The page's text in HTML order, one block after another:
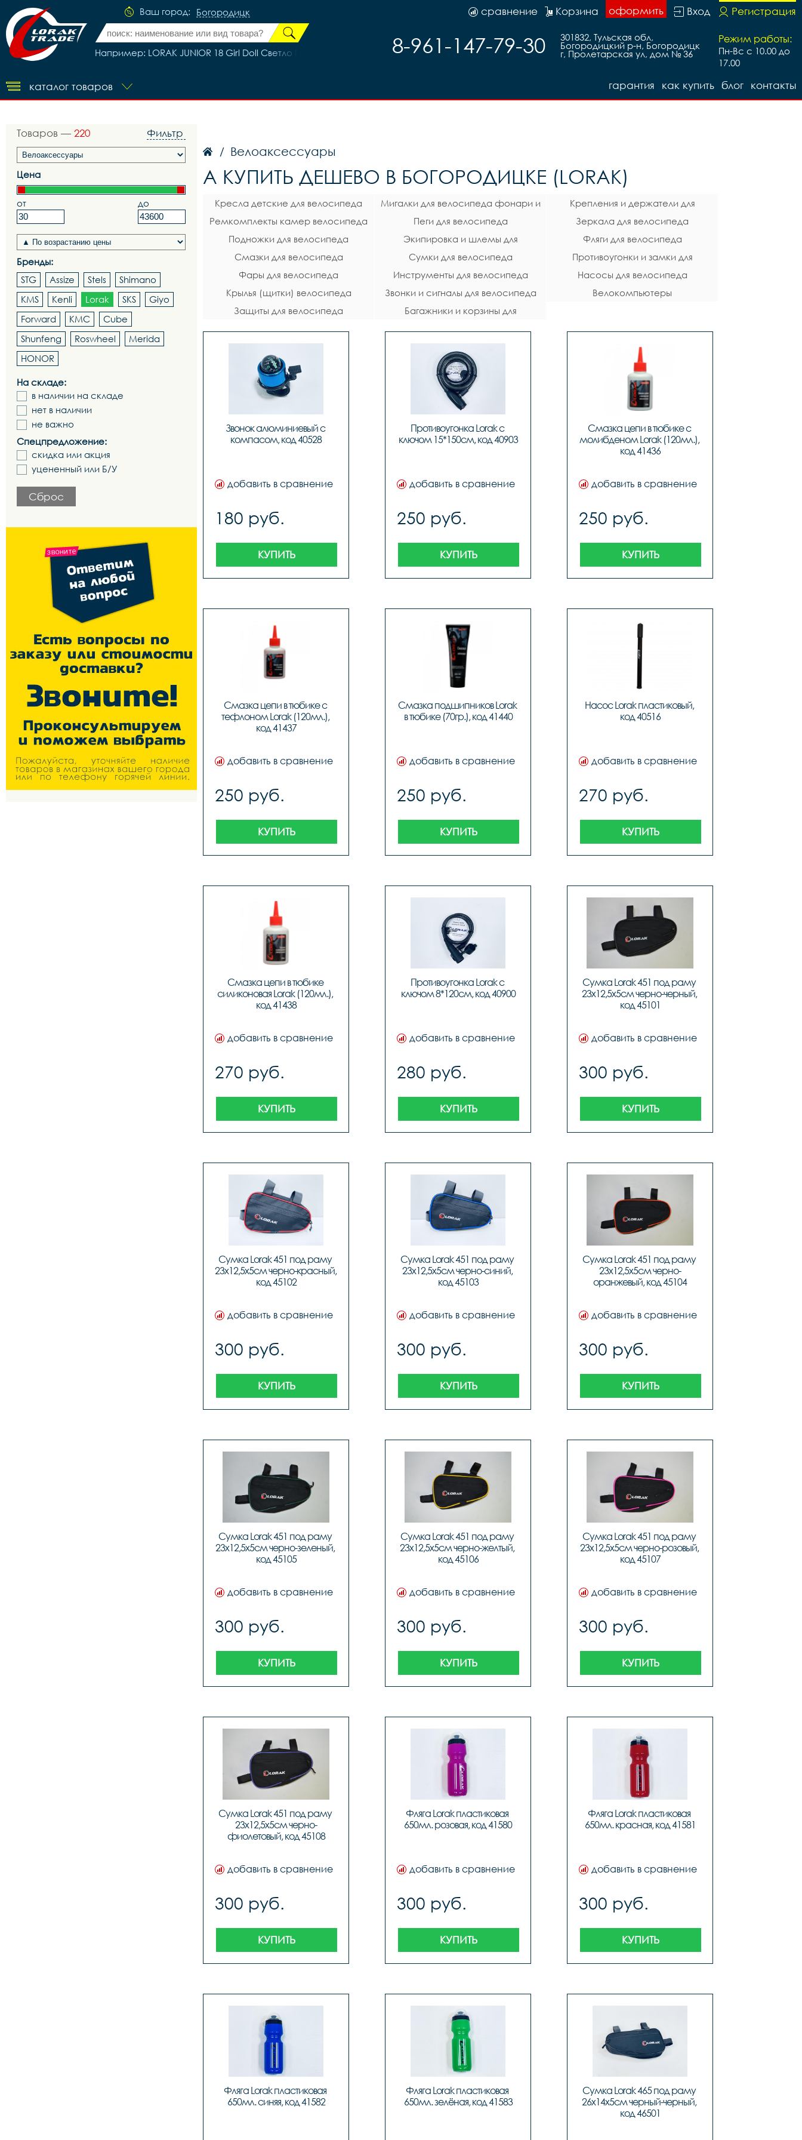
Ваш город: Богородицк
Например: LORAK JUNIOR 18 Girl Doll Светло Голубой
Регистрация
Вход
оформить
Корзина
сравнение
Режим работы:
Пн-Вс с 10.00 до
17.00
301832, Тульская обл,
Богородицкий р-н, Богородицк
г, Пролетарская ул, дом № 36
8-961-147-79-30
каталог товаров контакты
блог
как купить
гарантия
Товаров — 220 Фильтр
Цена
от до
Бренды:
STG
Assize Stels
Shimano
KMS
Kenli Lorak SKS
Giyo
Forward
KMC
Cube
Shunfeng
Roswheel
Merida
HONOR
На складе:
в наличии на складе
нет в наличии
не важно
Спецпредложение:
скидка или акция
уцененный или Б/У
Сброс
/ Велоаксессуары
A КУПИТЬ ДЕШЕВО В БОГОРОДИЦКЕ (LORAK)
Кресла детские для велосипеда
Мигалки для велосипеда фонари и
габаритные огни
Крепления и держатели для
телефона на велосипед
Ремкомплекты камер велосипеда Пеги для велосипеда
Зеркала для велосипеда
Подножки для велосипеда
Экипировка и шлемы для
велосипеда
Фляги для велосипеда
Смазки для велосипеда
Сумки для велосипеда
Противоугонки и замки для
велосипеда
Фары для велосипеда Инструменты для велосипеда
Насосы для велосипеда
Крылья (щитки) велосипеда
Звонки и сигналы для велосипеда
Велокомпьютеры
Защиты для велосипеда
Багажники и корзины для
Звонок алюминиевый с
компасом, код 40528
добавить в сравнение
180 руб.
КУПИТЬ
Противоугонка Lorak с
ключом 15*150см, код 40903
добавить в сравнение
250 руб.
КУПИТЬ
Смазка цепи в тюбике с
молибденом Lorak (120мл.),
код 41436
добавить в сравнение
250 руб.
КУПИТЬ
Смазка цепи в тюбике с
тефлоном Lorak (120мл.),
код 41437
добавить в сравнение
250 руб.
КУПИТЬ
Смазка подшипников Lorak
в тюбике (70гр.), код 41440
добавить в сравнение
250 руб.
КУПИТЬ
Насос Lorak пластиковый,
код 40516
добавить в сравнение
270 руб.
КУПИТЬ
Смазка цепи в тюбике
силиконовая Lorak (120мл.),
код 41438
добавить в сравнение
270 руб.
КУПИТЬ
Противоугонка Lorak с
ключом 8*120см, код 40900
добавить в сравнение
280 руб.
КУПИТЬ
Сумка Lorak 451 под раму
23х12,5х5см черно-черный,
код 45101
добавить в сравнение
300 руб.
КУПИТЬ
Сумка Lorak 451 под раму
23х12,5х5см черно-красный,
код 45102
добавить в сравнение
300 руб.
КУПИТЬ
Сумка Lorak 451 под раму
23х12,5х5см черно-синий,
код 45103
добавить в сравнение
300 руб.
КУПИТЬ
Сумка Lorak 451 под раму
23х12,5х5см черно-
оранжевый, код 45104
добавить в сравнение
300 руб.
КУПИТЬ
Сумка Lorak 451 под раму
23х12,5х5см черно-зеленый,
код 45105
добавить в сравнение
300 руб.
КУПИТЬ
Сумка Lorak 451 под раму
23х12,5х5см черно-желтый,
код 45106
добавить в сравнение
300 руб.
КУПИТЬ
Сумка Lorak 451 под раму
23х12,5х5см черно-розовый,
код 45107
добавить в сравнение
300 руб.
КУПИТЬ
Сумка Lorak 451 под раму
23х12,5х5см черно-
фиолетовый, код 45108
добавить в сравнение
300 руб.
КУПИТЬ
Фляга Lorak пластиковая
650мл. розовая, код 41580
добавить в сравнение
300 руб.
КУПИТЬ
Фляга Lorak пластиковая
650мл. красная, код 41581
добавить в сравнение
300 руб.
КУПИТЬ
Фляга Lorak пластиковая
650мл. синяя, код 41582
Фляга Lorak пластиковая
650мл. зелёная, код 41583
Сумка Lorak 465 под раму
26х14х5см черный-черный,
код 46501